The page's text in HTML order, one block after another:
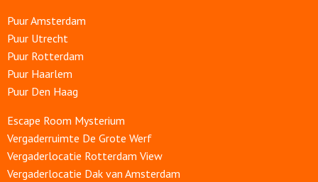
Puur Amsterdam
Puur Utrecht
Puur Rotterdam
Puur Haarlem
Puur Den Haag
Escape Room Mysterium
Vergaderruimte De Grote Werf
Vergaderlocatie Rotterdam View
Vergaderlocatie Dak van Amsterdam